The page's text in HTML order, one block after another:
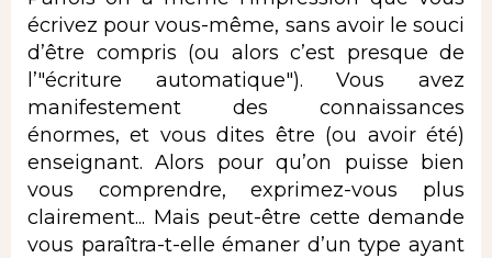
écrivez pour vous-même, sans avoir le souci
d’être compris (ou alors c’est presque de
l’"écriture automatique"). Vous avez
manifestement des connaissances
énormes, et vous dites être (ou avoir été)
enseignant. Alors pour qu’on puisse bien
vous comprendre, exprimez-vous plus
clairement... Mais peut-être cette demande
vous paraîtra-t-elle émaner d’un type ayant